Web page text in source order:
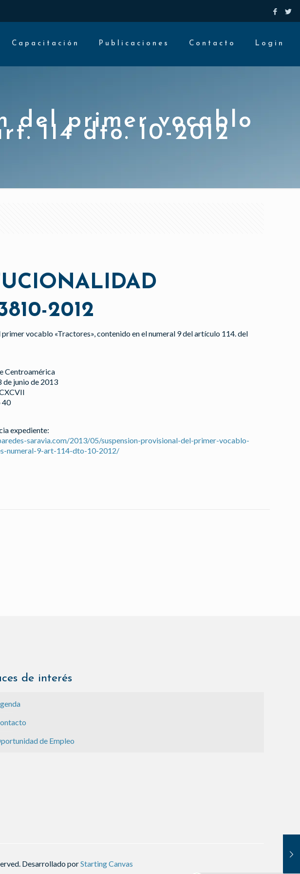
Capacitación Publicaciones Contacto Login
del primer vocablo
114 dto. 10-2012
2012
vocablo «Tractores», contenido en el numeral 9 del artículo 114. del
Centroamérica
de junio de 2013
40
expediente:
saravia.com/2013/05/suspension-provisional-del-primer-vocablo-
numeral-9-art-114-dto-10-2012/
de interés
de Empleo
Desarrollado porStarting Canvas